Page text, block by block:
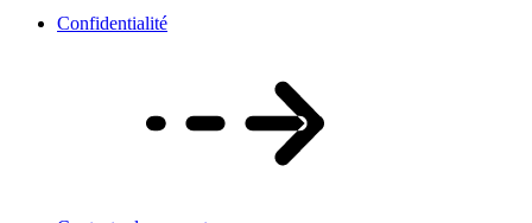
Confidentialité